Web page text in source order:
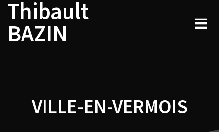
Skip
content
Thibault
BAZIN
VILLE-EN-VERMOIS
Navigation
de